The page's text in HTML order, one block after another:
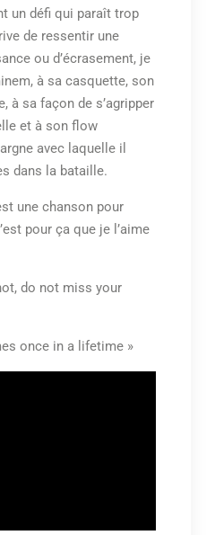
un défi qui paraît trop
de ressentir une
ou d’écrasement, je
à sa casquette, son
à sa façon de s’agripper
et à son flow
avec laquelle il
dans la bataille.
une chanson pour
pour ça que je l’aime
do not miss your
once in a lifetime »